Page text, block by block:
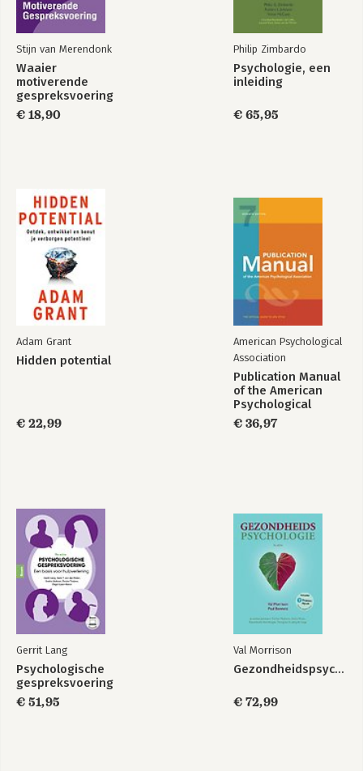
Stijn van Merendonk
Waaier
motiverende
gespreksvoering
€ 18,90
Philip Zimbardo
Psychologie, een
inleiding
€ 65,95
Adam Grant
Hidden potential
€ 22,99
American Psychological
Association
Publication Manual
of the American
Psychological
Association 2020
€ 36,97
Gerrit Lang
Psychologische
gespreksvoering
€ 51,95
Val Morrison
Gezondheidspsychologie
€ 72,99